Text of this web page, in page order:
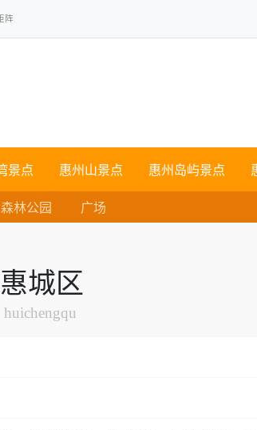
阵
景点 惠州山景点 惠州岛屿景点
森林公园 广场
惠城区
huichengqu